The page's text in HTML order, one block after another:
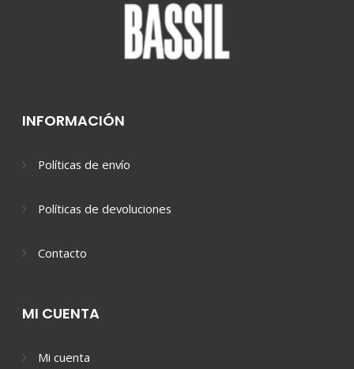
INFORMACIÓN
Políticas de envío
Políticas de devoluciones
Contacto
MI CUENTA
Mi cuenta